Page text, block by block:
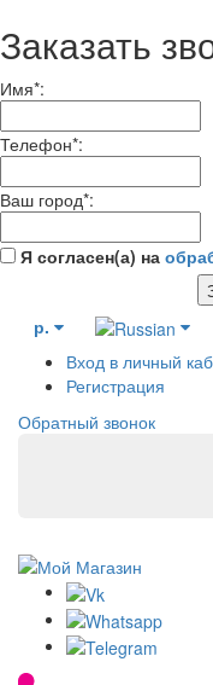
Заказать
Имя*:
Телефон*:
Ваш город*:
Я согласен(а) на
р.
Вход в личный
Регистрация
Обратный звонок